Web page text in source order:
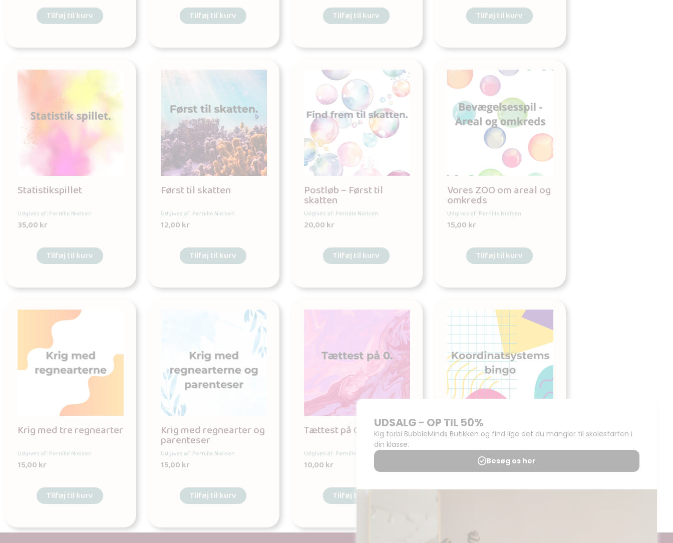
Tilføj til kurv Tilføj til kurv Tilføj til kurv Tilføj til kurv
Statistikspillet
Udgives af: Pernille Nielsen
35,00kr
Tilføj til kurv
Først til skatten
Udgives af: Pernille Nielsen
12,00kr
Tilføj til kurv
Postløb – Først til
skatten
Udgives af: Pernille Nielsen
20,00kr
Tilføj til kurv
Vores ZOO om areal og
omkreds
Udgives af: Pernille Nielsen
15,00kr
Tilføj til kurv
Krig med tre regnearter
Udgives af: Pernille Nielsen
15,00kr
Tilføj til kurv
Krig med regnearter og
parenteser
Udgives af: Pernille Nielsen
15,00kr
Tilføj til kurv
Tættest på 0
Udgives af: Pernille Nielsen
10,00kr
Tilføj til kurv
Koordinatsystems
bingo